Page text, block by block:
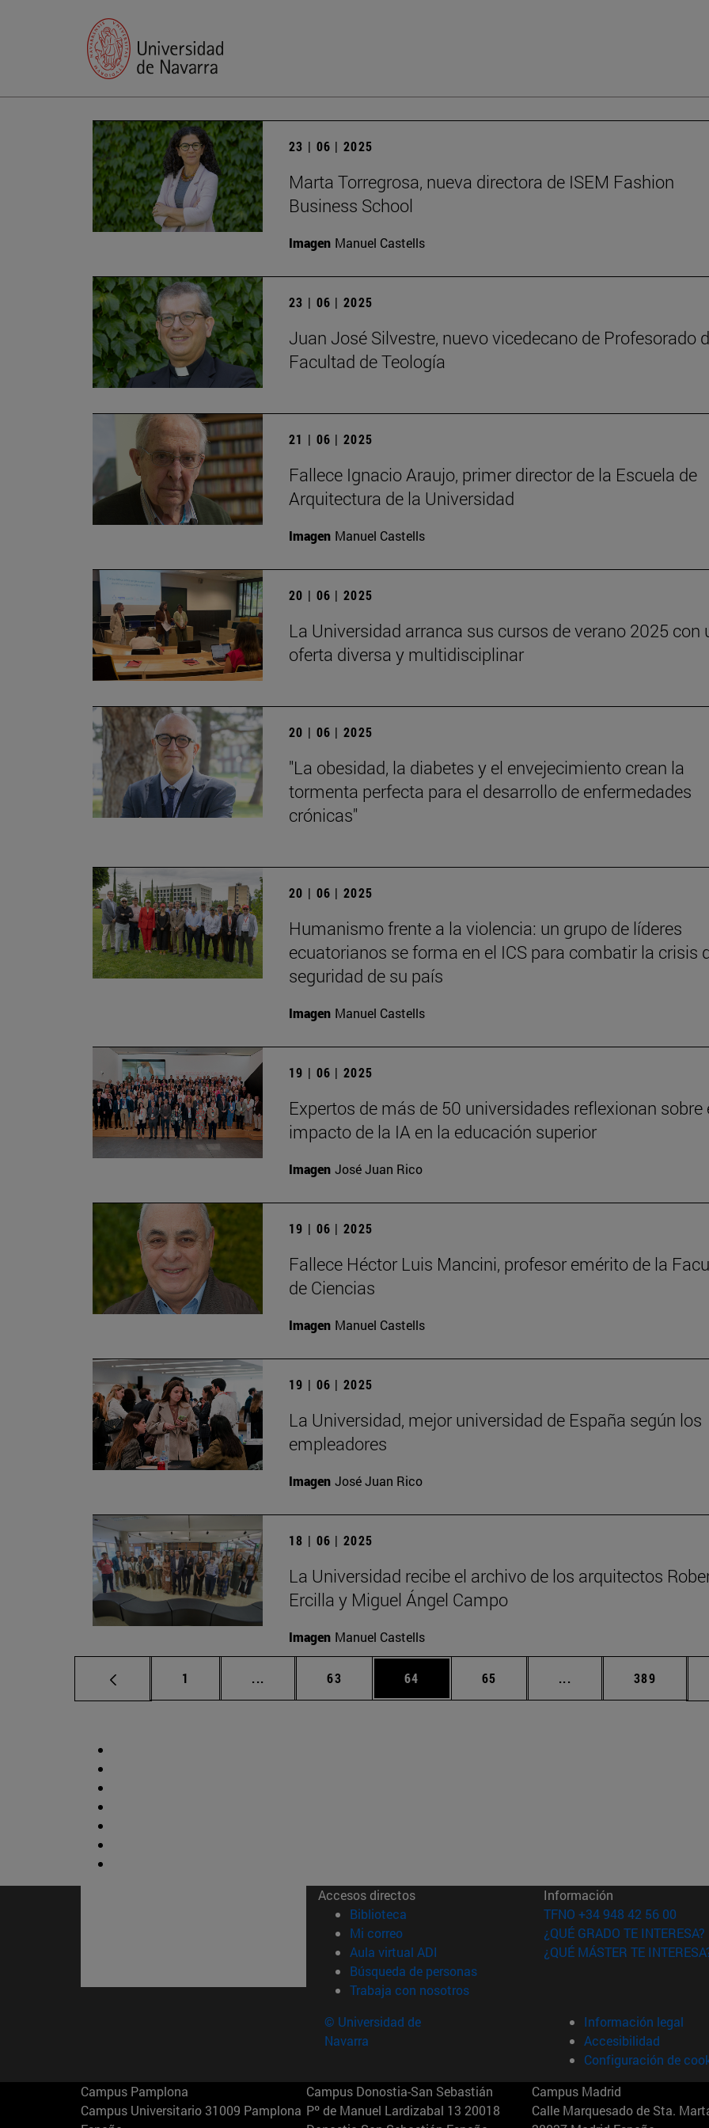
23 | 06 | 2025
Marta Torregrosa, nueva directora de ISEM Fashion
Business School
Imagen Manuel Castells
23 | 06 | 2025
Juan José Silvestre, nuevo vicedecano de Profesorado
Facultad de Teología
21 | 06 | 2025
Fallece Ignacio Araujo, primer director de la Escuela de
Arquitectura de la Universidad
Imagen Manuel Castells
20 | 06 | 2025
La Universidad arranca sus cursos de verano 2025 con
oferta diversa y multidisciplinar
20 | 06 | 2025
"La obesidad, la diabetes y el envejecimiento crean la
tormenta perfecta para el desarrollo de enfermedades
crónicas"
20 | 06 | 2025
Humanismo frente a la violencia: un grupo de líderes
ecuatorianos se forma en el ICS para combatir la crisis
seguridad de su país
Imagen Manuel Castells
19 | 06 | 2025
Expertos de más de 50 universidades reflexionan sobre
impacto de la IA en la educación superior
Imagen José Juan Rico
19 | 06 | 2025
Fallece Héctor Luis Mancini, profesor emérito de la
de Ciencias
Imagen Manuel Castells
19 | 06 | 2025
La Universidad, mejor universidad de España según los
empleadores
Imagen José Juan Rico
18 | 06 | 2025
La Universidad recibe el archivo de los arquitectos
Ercilla y Miguel Ángel Campo
Imagen Manuel Castells
Página
1 ... Páginas intermedias Use TAB para desplazarse.
Página
63 Página
64 Página
65 ... Páginas intermedias
Página
389
Accesos directos
Biblioteca (abre en nueva ventana)
Mi correo(abre en nueva ventana)
Aula virtual ADI (abre en nueva ventana)
Búsqueda de personas(abre en nueva ventana)
Trabaja con nosotros(abre en nueva ventana)
Información
TFNO +34 948 42 56 00
¿QUÉ GRADO TE INTERESA?
¿QUÉ MÁSTER TE
© Universidad de
Navarra
Información legal
Accesibilidad
Configuración de
Campus Pamplona
Campus Universitario 31009 Pamplona
Campus Donostia-San Sebastián
Pº de Manuel Lardizabal 13 20018
Campus Madrid
Calle Marquesado de Sta.